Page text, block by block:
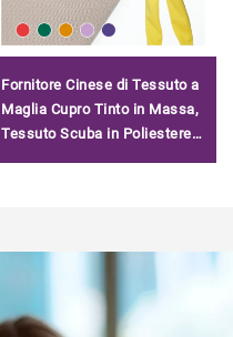
Fornitore Cinese di Tessuto a
Maglia Cupro Tinto in Massa,
Tessuto Scuba in Poliestere